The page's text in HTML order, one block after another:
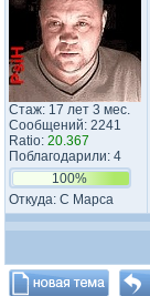
Стаж: 17 лет 3 мес.
Сообщений: 2241
Ratio: 20.367
Поблагодарили: 4
100%
Откуда: С Марса